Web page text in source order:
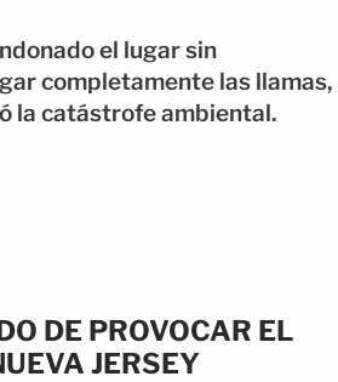
el lugar sin
completamente las llamas,
la catástrofe ambiental.
DE PROVOCAR EL
JERSEY